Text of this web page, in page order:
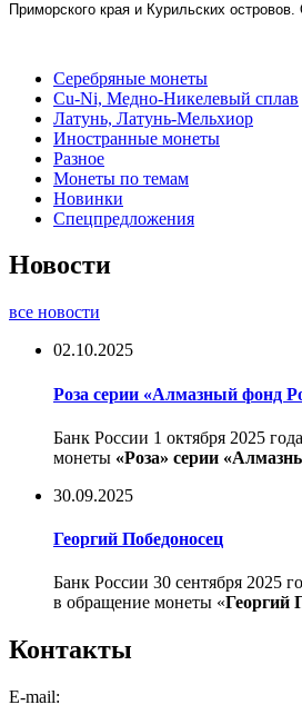
Приморского края и Курильских
Серебряные монеты
Cu-Ni, Медно-Никелевый сплав
Латунь, Латунь-Мельхиор
Иностранные монеты
Разное
Монеты по темам
Новинки
Спецпредложения
Новости
все новости
02.10.2025
Роза серии «Алмазный фонд
Банк России 1 октября 2025
монеты «Роза» серии
30.09.2025
Георгий Победоносец
Банк России 30 сентября 2025
в обращение монеты «Георгий
Контакты
E-mail: